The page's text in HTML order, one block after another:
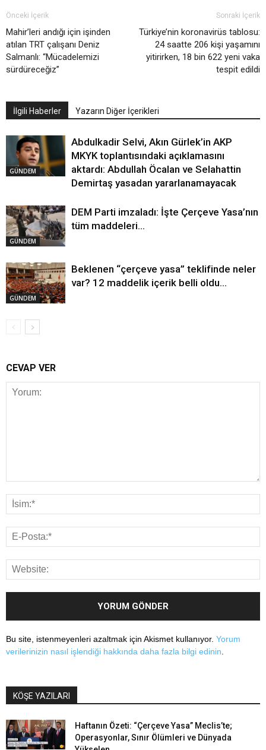
Önceki İçerik
Mahir’leri andığı için işinden
atılan TRT çalışanı Deniz
Salmanlı: “Mücadelemizi
sürdüreceğiz”
Sonraki İçerik
Türkiye’nin koronavirüs tablosu:
24 saatte 206 kişi yaşamını
yitirirken, 18 bin 622 yeni vaka
tespit edildi
İlgili Haberler Yazarın Diğer İçerikleri
GÜNDEM
Abdulkadir Selvi, Akın Gürlek’in AKP
MKYK toplantısındaki açıklamasını
aktardı: Abdullah Öcalan ve Selahattin
Demirtaş yasadan yararlanamayacak
GÜNDEM
DEM Parti imzaladı: İşte Çerçeve Yasa’nın
tüm maddeleri…
GÜNDEM
Beklenen “çerçeve yasa” teklifinde neler
var? 12 maddelik içerik belli oldu…
CEVAP VER
Bu site, istenmeyenleri azaltmak için Akismet kullanıyor. Yorum
verilerinizin nasıl işlendiği hakkında daha fazla bilgi edinin
KÖŞE YAZILARI
Haftanın Özeti: “Çerçeve Yasa” Meclis’te;
Operasyonlar, Sınır Ölümleri ve Dünyada